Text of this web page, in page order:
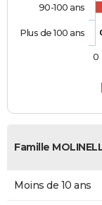
90-100 ans
Plus de 100 ans
0
Famille
Moins de 10 ans